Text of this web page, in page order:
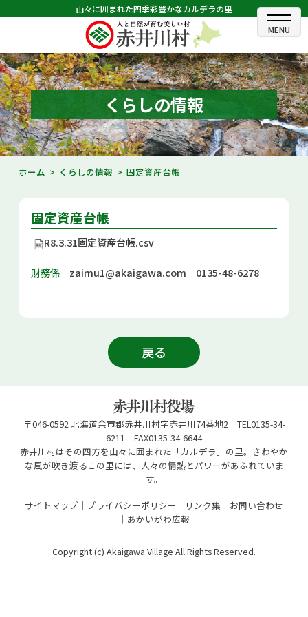
山々に囲まれた四季彩豊かなカルデラの里
ホーム
むらのできごと
むらのプロフィール
くらしの情報
ふるさと納税
Select Language ▼
くらしの情報
ホーム くらしの情報 固定資産台帳
固定資産台帳
R8.3.31固定資産台帳.csv
財務係 zaimu1@akaigawa.com 0135-48-6278
戻る
〒046-0592 北海道余市郡赤井川村字赤井川74番地2 TEL0135-34-
6211 FAX0135-34-6644
赤井川村はその四方を山々に囲まれた「カルデラ」の里。さわやか
な風が吹き渡るこの里には、人々の情熱とパワーがあふれていま
す。
サイトマップ
プライバシーポリシー リンク集
お問い合わせ
あかいがわ広報
Copyright (c) Akaigawa Village All Rights Reserved.